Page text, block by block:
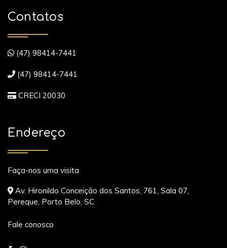
Contatos
(47) 98414-7441
(47) 98414-7441
CRECI 20030
Endereço
Faça-nos uma visita
Av. Hironildo Conceição dos Santos, 761, Sala 07,
Pereque, Porto Belo, SC
Fale conosco